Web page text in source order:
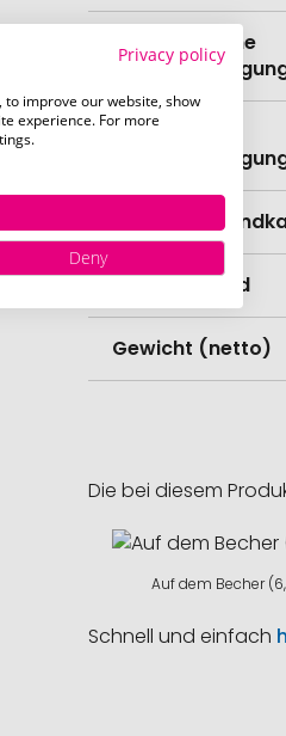
Lieferzeit ohne
Lieferzeit mit
Menge
Lagerbestand
Gewicht (netto)
Die bei diesem
Auf dem Becher
Schnell und einfach
Privacy policy
improve our website, show
experience. For more
Deny